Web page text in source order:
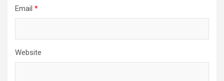
Email *
Website